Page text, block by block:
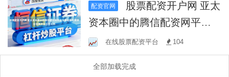
配资官网
资本圈中的腾信配资网平台
交易退出效率评估因果关系
识别与辨
在线股票配资平台 104
全部加载完成